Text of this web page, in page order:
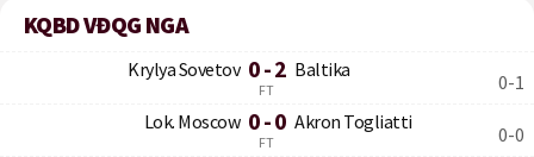
KQBD VĐQG NGA
0-1
Krylya Sovetov 0 - 2 Baltika
FT
0-0
Lok. Moscow 0 - 0 Akron Togliatti
FT